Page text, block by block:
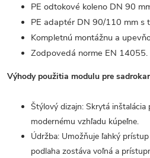
PE odtokové koleno DN 90
PE adaptér DN 90/110 mm s
Kompletnú montážnu a
Zodpovedá norme EN 14055.
Výhody použitia modulu pre
Štýlový dizajn: Skrytá inštalácia
modernému vzhľadu kúpeľne.
Údržba: Umožňuje ľahký
podlaha zostáva voľná a